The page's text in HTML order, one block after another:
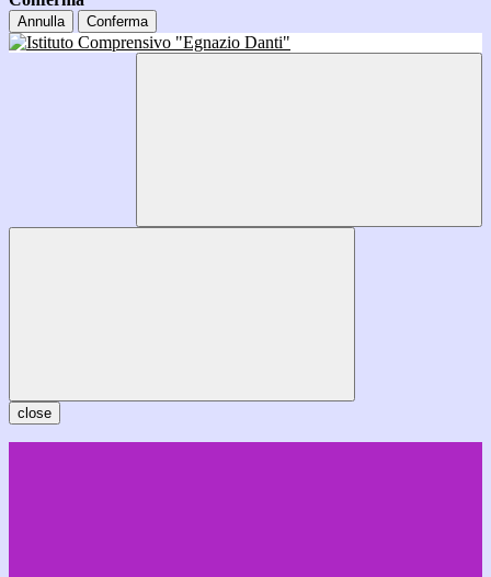
Annulla Conferma
close